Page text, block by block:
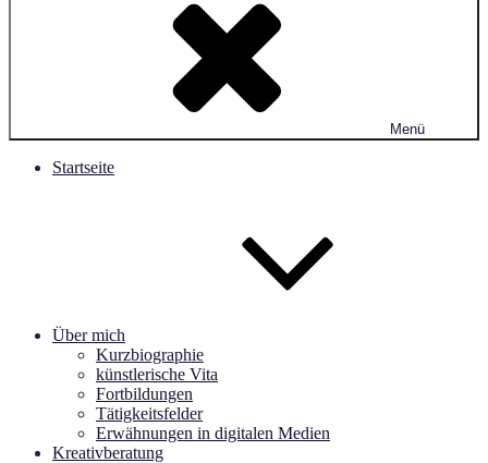
Menü
Startseite
Über mich
Kurzbiographie
künstlerische Vita
Fortbildungen
Tätigkeitsfelder
Erwähnungen in digitalen Medien
Kreativberatung